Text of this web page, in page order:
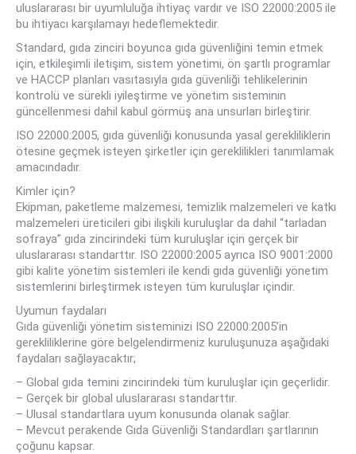
uluslararası bir uyumluluğa ihtiyaç vardır ve ISO 22000:2005 ile
bu ihtiyacı karşılamayı hedeflemektedir.
Standard, gıda zinciri boyunca gıda güvenliğini temin etmek
için, etkileşimli iletişim, sistem yönetimi, ön şartlı programlar
ve HACCP planları vasıtasıyla gıda güvenliği tehlikelerinin
kontrolü ve sürekli iyileştirme ve yönetim sisteminin
güncellenmesi dahil kabul görmüş ana unsurları birleştirir.
ISO 22000:2005, gıda güvenliği konusunda yasal gerekliliklerin
ötesine geçmek isteyen şirketler için gereklilikleri tanımlamak
amacındadır.
Kimler için?
Ekipman, paketleme malzemesi, temizlik malzemeleri ve katkı
malzemeleri üreticileri gibi ilişkili kuruluşlar da dahil “tarladan
sofraya” gıda zincirindeki tüm kuruluşlar için gerçek bir
uluslararası standarttır. ISO 22000:2005 ayrıca ISO 9001:2000
gibi kalite yönetim sistemleri ile kendi gıda güvenliği yönetim
sistemlerini birleştirmek isteyen tüm kuruluşlar içindir.
Uyumun faydaları
Gıda güvenliği yönetim sisteminizi ISO 22000:2005’in
gerekliliklerine göre belgelendirmeniz kuruluşunuza aşağıdaki
faydaları sağlayacaktır;
– Global gıda temini zincirindeki tüm kuruluşlar için geçerlidir.
– Gerçek bir global uluslararası standarttır.
– Ulusal standartlara uyum konusunda olanak sağlar.
– Mevcut perakende Gıda Güvenliği Standardları şartlarının
çoğunu kapsar.